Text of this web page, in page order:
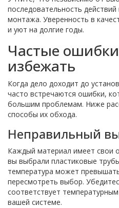
последовательность
монтажа. Уверенность в
и уют на долгие годы.
Частые
избежать
Когда дело доходит до
часто встречаются ошибки,
большим проблемам. Ниже
способы их обхода.
Неправильный
Каждый материал имеет свои
вы выбрали пластиковые
температура может
пересмотреть выбор.
соответствует
вашей системе.